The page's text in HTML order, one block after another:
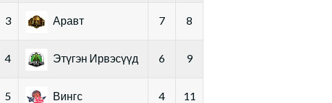
3 Аравт 7 8
4 Этүгэн Ирвэсүүд 6 9
5 Вингс 4 11